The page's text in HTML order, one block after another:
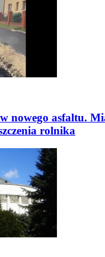
nowego asfaltu.
rolnika